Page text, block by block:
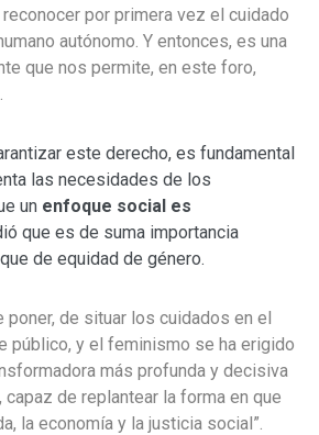
por primera vez el cuidado
autónomo. Y entonces, es una
que nos permite, en este foro,
este derecho, es fundamental
las necesidades de los
un enfoque social es
que es de suma importancia
de equidad de género.
poner, de situar los cuidados en el
público, y el feminismo se ha erigido
más profunda y decisiva
de replantear la forma en que
la economía y la justicia social”.